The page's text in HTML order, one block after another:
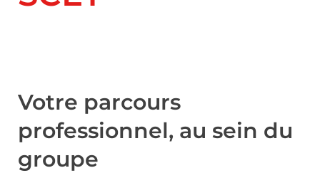
Votre parcours
professionnel, au sein du
groupe